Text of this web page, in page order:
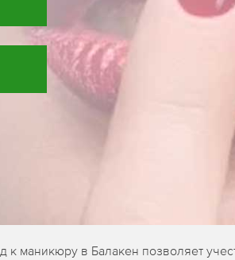
маникюру в Балакен позволяет